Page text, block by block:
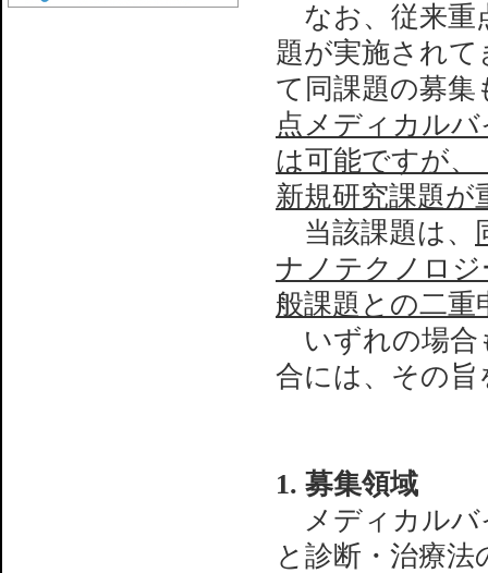
なお、従来重
題が実施され
て同課題の募集
点メディカル
は可能ですが
新規研究課題が
当該課題は、
ナノテクノロ
般課題との二重
いずれの場合
合には、その
1. 募集領域
メディカルバ
と診断・治療